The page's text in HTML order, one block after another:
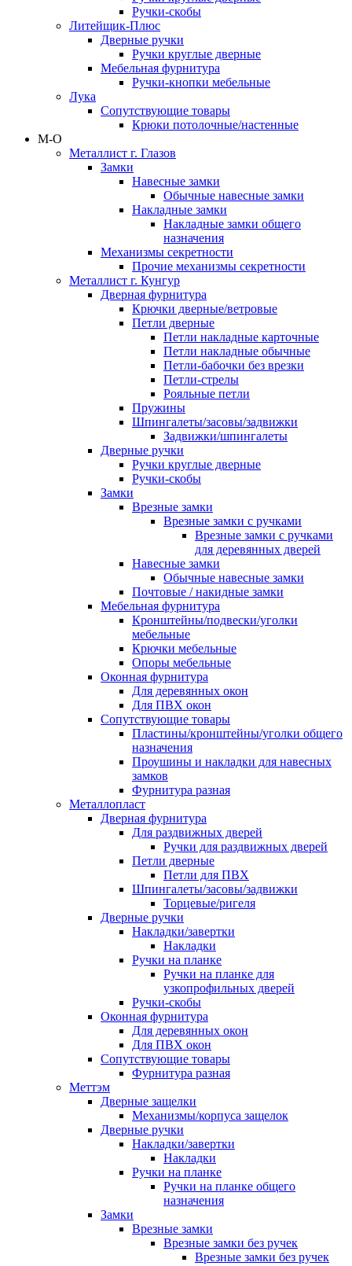
Ручки-скобы
Литейщик-Плюс
Дверные ручки
Ручки круглые дверные
Мебельная фурнитура
Ручки-кнопки мебельные
Лука
Сопутствующие товары
Крюки потолочные/настенные
М-О
Металлист г. Глазов
Замки
Навесные замки
Обычные навесные замки
Накладные замки
Накладные замки общего
назначения
Механизмы секретности
Прочие механизмы секретности
Металлист г. Кунгур
Дверная фурнитура
Крючки дверные/ветровые
Петли дверные
Петли накладные карточные
Петли накладные обычные
Петли-бабочки без врезки
Петли-стрелы
Рояльные петли
Пружины
Шпингалеты/засовы/задвижки
Задвижки/шпингалеты
Дверные ручки
Ручки круглые дверные
Ручки-скобы
Замки
Врезные замки
Врезные замки с ручками
Врезные замки с ручками
для деревянных дверей
Навесные замки
Обычные навесные замки
Почтовые / накидные замки
Мебельная фурнитура
Кронштейны/подвески/уголки
мебельные
Крючки мебельные
Опоры мебельные
Оконная фурнитура
Для деревянных окон
Для ПВХ окон
Сопутствующие товары
Пластины/кронштейны/уголки общего
назначения
Проушины и накладки для навесных
замков
Фурнитура разная
Металлопласт
Дверная фурнитура
Для раздвижных дверей
Ручки для раздвижных дверей
Петли дверные
Петли для ПВХ
Шпингалеты/засовы/задвижки
Торцевые/ригеля
Дверные ручки
Накладки/завертки
Накладки
Ручки на планке
Ручки на планке для
узкопрофильных дверей
Ручки-скобы
Оконная фурнитура
Для деревянных окон
Для ПВХ окон
Сопутствующие товары
Фурнитура разная
Меттэм
Дверные защелки
Механизмы/корпуса защелок
Дверные ручки
Накладки/завертки
Накладки
Ручки на планке
Ручки на планке общего
назначения
Замки
Врезные замки
Врезные замки без ручек
Врезные замки без ручек